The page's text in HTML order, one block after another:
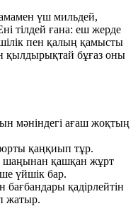
үш мильдей,
тілдей ғана: еш жерде
пен қалың қамысты
қылдырықтай бұғаз оны
мәніндегі ағаш жоқтың
қаңқиып тұр.
қашқан жұрт
үйшік бар.
қадірлейтін
жатыр.